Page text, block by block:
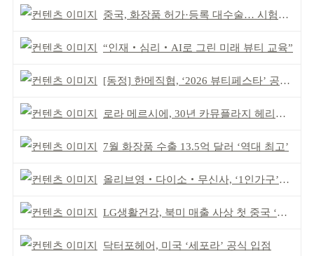
중국, 화장품 허가·등록 대수술… 시험자료 공용 허용
“인재‧심리‧AI로 그린 미래 뷰티 교육”
[동정] 한메직협, ‘2026 뷰티페스타’ 공동 주최
로라 메르시에, 30년 카뮤플라지 헤리티지 담아
7월 화장품 수출 13.5억 달러 ‘역대 최고’
올리브영‧다이소‧무신사, ‘1인가구’가 이끈다
LG생활건강, 북미 매출 사상 첫 중국 ‘추월’
닥터포헤어, 미국 ‘세포라’ 공식 입점